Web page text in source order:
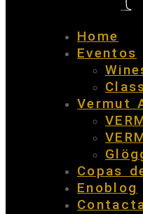
Home
Eventos
Vermut
Copas
Enoblog